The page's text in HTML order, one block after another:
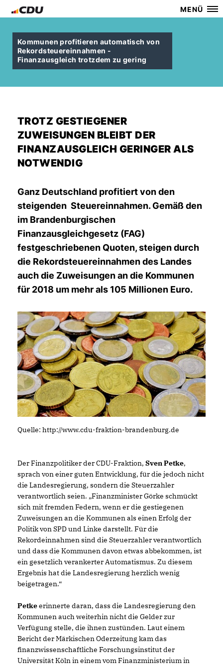
MENÜ
Kommunen profitieren automatisch von
Rekordsteuereinnahmen -
Finanzausgleich trotzdem zu gering
TROTZ GESTIEGENER
ZUWEISUNGEN BLEIBT DER
FINANZAUSGLEICH GERINGER ALS
NOTWENDIG
Ganz Deutschland profitiert von den
steigenden Steuereinnahmen. Gemäß den
im Brandenburgischen
Finanzausgleichgesetz (FAG)
festgeschriebenen Quoten, steigen durch
die Rekordsteuereinnahmen des Landes
auch die Zuweisungen an die Kommunen
für 2018 um mehr als 105 Millionen Euro.
Quelle: http://www.cdu-fraktion-brandenburg.de
Der Finanzpolitiker der CDU-Fraktion, Sven Petke,
sprach von einer guten Entwicklung, für die jedoch nicht
die Landesregierung, sondern die Steuerzahler
verantwortlich seien. „Finanzminister Görke schmückt
sich mit fremden Federn, wenn er die gestiegenen
Zuweisungen an die Kommunen als einen Erfolg der
Politik von SPD und Linke darstellt. Für die
Rekordeinnahmen sind die Steuerzahler verantwortlich
und dass die Kommunen davon etwas abbekommen, ist
ein gesetzlich verankerter Automatismus. Zu diesem
Ergebnis hat die Landesregierung herzlich wenig
beigetragen.“
Petkeerinnerte daran, dass die Landesregierung den
Kommunen auch weiterhin nicht die Gelder zur
Verfügung stelle, die ihnen zustünden. Laut einem
Bericht der Märkischen Oderzeitung kam das
finanzwissenschaftliche Forschungsinstitut der
Universität Köln in einem vom Finanzministerium in